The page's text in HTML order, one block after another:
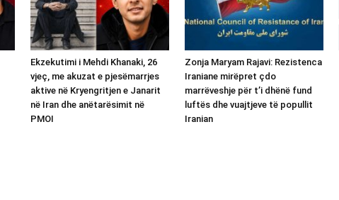
Ekzekutimi i Mehdi Khanaki, 26
vjeç, me akuzat e pjesëmarrjes
aktive në Kryengritjen e Janarit
në Iran dhe anëtarësimit në
PMOI
Zonja Maryam Rajavi: Rezistenca
Iraniane mirëpret çdo
marrëveshje për t’i dhënë fund
luftës dhe vuajtjeve të popullit
Iranian